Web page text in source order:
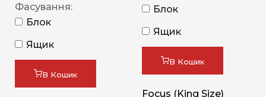
Фасування:
Блок
Ящик
В Кошик
Блок
Ящик
В Кошик
Focus (King Size)